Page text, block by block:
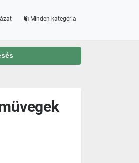
Minden kategória